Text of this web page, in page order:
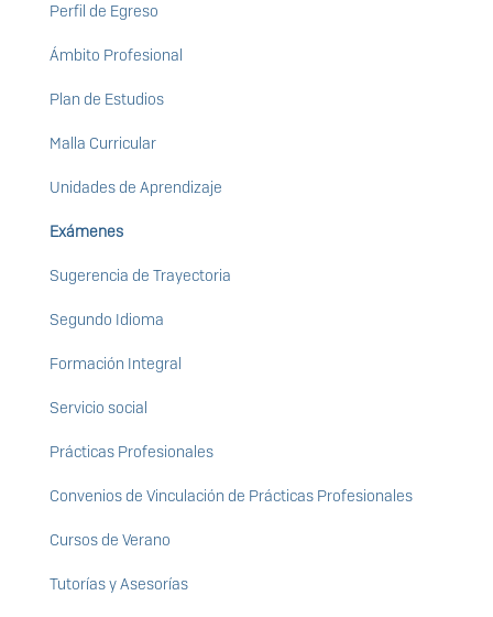
Perfil de Egreso
Ámbito Profesional
Plan de Estudios
Malla Curricular
Unidades de Aprendizaje
Exámenes
Sugerencia de Trayectoria
Segundo Idioma
Formación Integral
Servicio social
Prácticas Profesionales
Convenios de Vinculación de Prácticas Profesionales
Cursos de Verano
Tutorías y Asesorías